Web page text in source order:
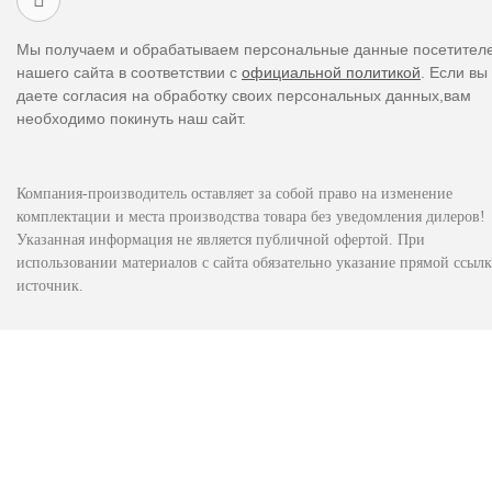
Мы получаем и обрабатываем персональные данные
нашего сайта в соответствии с официальной политикой. Если вы
даете согласия на обработку своих персональных данных,вам
необходимо покинуть наш сайт.
Компания-производитель оставляет за собой право на изменение
комплектации и места производства товара без уведомления дилеров!
Указанная информация не является публичной офертой. При
использовании материалов с сайта обязательно указание прямой
источник.